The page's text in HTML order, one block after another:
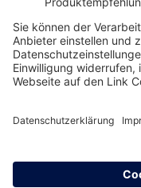
Impressum AGB